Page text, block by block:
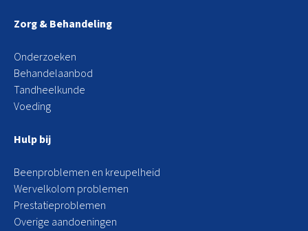
Zorg & Behandeling
Onderzoeken
Behandelaanbod
Tandheelkunde
Voeding
Hulp bij
Beenproblemen en kreupelheid
Wervelkolom problemen
Prestatieproblemen
Overige aandoeningen